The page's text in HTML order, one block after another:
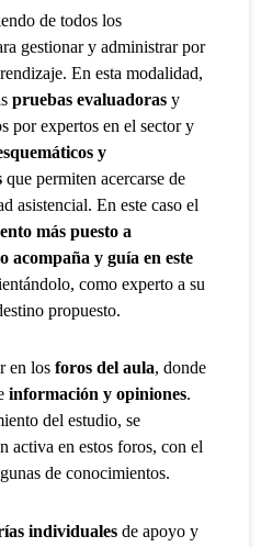
de todos los
gestionar y administrar por
En esta modalidad,
pruebas evaluadoras y
por expertos en el sector y
y
que permiten acercarse de
asistencial. En este caso el
más puesto a
acompaña y guía en este
como experto a su
propuesto.
en losforos del aula, donde
información y opiniones.
del estudio, se
activa en estos foros, con el
de conocimientos.
individuales de apoyo y